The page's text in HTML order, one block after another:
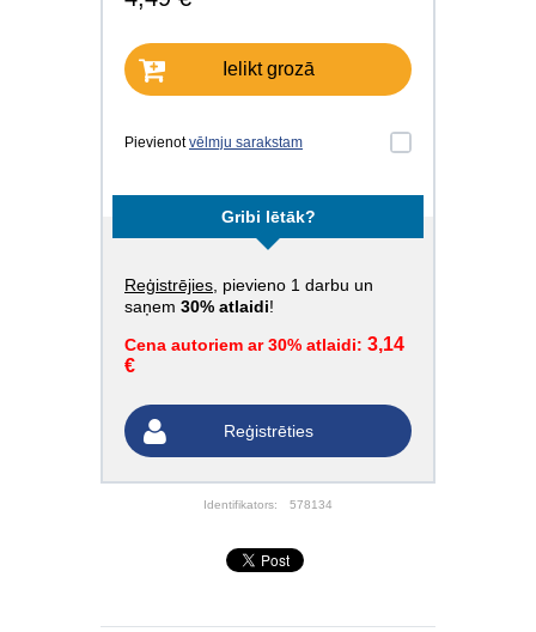
Ielikt grozā
Pievienotvēlmju sarakstam
Gribi lētāk?
Reģistrējies , pievieno 1 darbu un
saņem 30% atlaidi!
Cena autoriem ar 30% atlaidi: 3,14
€
Reģistrēties
Identifikators: 578134